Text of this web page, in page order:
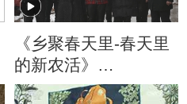
《乡聚春天里-春天里
的新农活》
20220330